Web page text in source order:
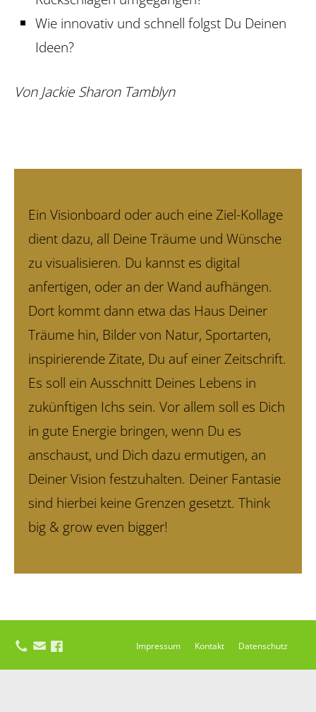
Wie innovativ und schnell folgst Du Deinen
Ideen?
Von Jackie Sharon Tamblyn
Ein Visionboard oder auch eine Ziel-Kollage
dient dazu, all Deine Träume und Wünsche
zu visualisieren. Du kannst es digital
anfertigen, oder an der Wand aufhängen.
Dort kommt dann etwa das Haus Deiner
Träume hin, Bilder von Natur, Sportarten,
inspirierende Zitate, Du auf einer Zeitschrift.
Es soll ein Ausschnitt Deines Lebens in
zukünftigen Ichs sein. Vor allem soll es Dich
in gute Energie bringen, wenn Du es
anschaust, und Dich dazu ermutigen, an
Deiner Vision festzuhalten. Deiner Fantasie
sind hierbei keine Grenzen gesetzt. Think
big & grow even bigger!
Impressum Kontakt Datenschutz